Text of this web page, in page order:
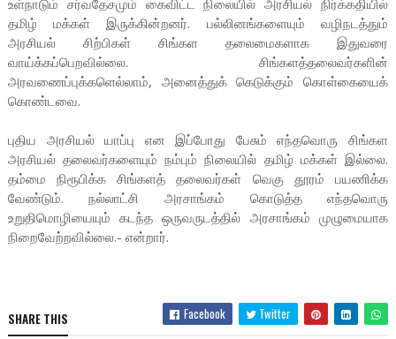
உள்நாடும் சர்வதேசமும் கைவிட்ட நிலையில் அரசியல் நிர்க்கதியில்
தமிழ் மக்கள் இருக்கின்றனர். பல்லினங்களையும் வழிநடத்தும்
அரசியல் சிற்பிகள் சிங்கள தலைமைகளாக இதுவரை
வாய்க்கப்பெறவில்லை. சிங்களத்தலைவர்களின்
அரவணைப்புக்களெல்லாம், அனைத்துக் கெடுக்கும் கொள்கையைக்
கொண்டவை.
புதிய அரசியல் யாப்பு என இப்போது பேசும் எந்தவொரு சிங்கள
அரசியல் தலைவர்களையும் நம்பும் நிலையில் தமிழ் மக்கள் இல்லை.
தம்மை நிரூபிக்க சிங்களத் தலைவர்கள் வெகு தூரம் பயணிக்க
வேண்டும். நல்லாட்சி அரசாங்கம் கொடுத்த எந்தவொரு
உறுதிமொழியையும் கடந்த ஒருவருடத்தில் அரசாங்கம் முழுமையாக
நிறைவேற்றவில்லை.- என்றார்.
SHARE THIS Facebook Twitter